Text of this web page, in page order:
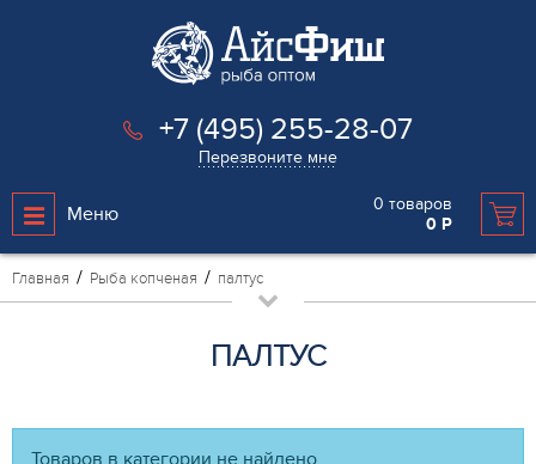
+7 (495) 255-28-07
Перезвоните мне
Меню 0 товаров
0 Р
Главная Рыба копченая палтус
ПАЛТУС
Товаров в категории не найдено